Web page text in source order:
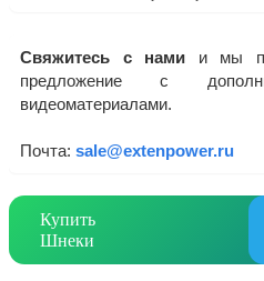
Свяжитесь с нами и мы
предложение с
видеоматериалами.
Почта: sale@extenpower.ru
Купить
Шнеки